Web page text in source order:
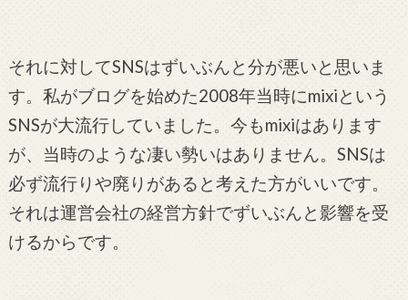
それに対してSNSはずいぶんと分が悪いと思いま
す。私がブログを始めた2008年当時にmixiという
SNSが大流行していました。今もmixiはあります
が、当時のような凄い勢いはありません。SNSは
必ず流行りや廃りがあると考えた方がいいです。
それは運営会社の経営方針でずいぶんと影響を受
けるからです。